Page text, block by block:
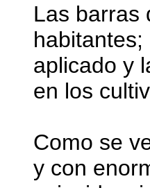
Las barras
aplicado y
en los
Como se
y con